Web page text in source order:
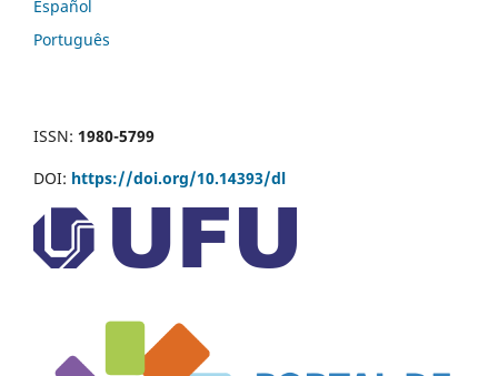
Español
Português
ISSN: 1980-5799
DOI: https://doi.org/10.14393/dl